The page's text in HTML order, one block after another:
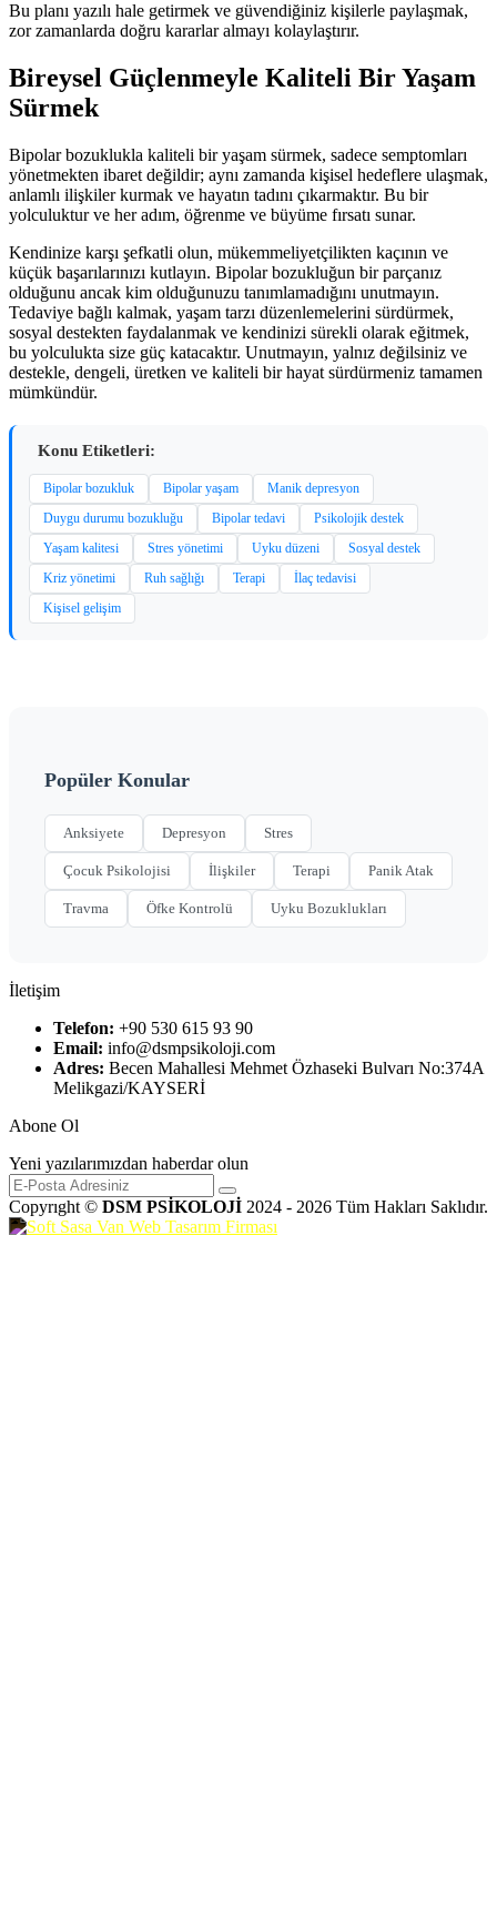
Bu planı yazılı hale getirmek ve güvendiğiniz kişilerle paylaşmak,
zor zamanlarda doğru kararlar almayı kolaylaştırır.
Bireysel Güçlenmeyle Kaliteli Bir Yaşam
Sürmek
Bipolar bozuklukla kaliteli bir yaşam sürmek, sadece semptomları
yönetmekten ibaret değildir; aynı zamanda kişisel hedeflere ulaşmak,
anlamlı ilişkiler kurmak ve hayatın tadını çıkarmaktır. Bu bir
yolculuktur ve her adım, öğrenme ve büyüme fırsatı sunar.
Kendinize karşı şefkatli olun, mükemmeliyetçilikten kaçının ve
küçük başarılarınızı kutlayın. Bipolar bozukluğun bir parçanız
olduğunu ancak kim olduğunuzu tanımlamadığını unutmayın.
Tedaviye bağlı kalmak, yaşam tarzı düzenlemelerini sürdürmek,
sosyal destekten faydalanmak ve kendinizi sürekli olarak eğitmek,
bu yolculukta size güç katacaktır. Unutmayın, yalnız değilsiniz ve
destekle, dengeli, üretken ve kaliteli bir hayat sürdürmeniz tamamen
mümkündür.
Konu Etiketleri:
Bipolar bozukluk Bipolar yaşam
Manik depresyon
Duygu durumu bozukluğu
Bipolar tedavi
Psikolojik destek
Yaşam kalitesi
Stres yönetimi Uyku düzeni
Sosyal destek
Kriz yönetimi
Ruh sağlığı Terapi
İlaç tedavisi
Kişisel gelişim
Popüler Konular
Anksiyete Depresyon Stres
Çocuk Psikolojisi İlişkiler Terapi Panik Atak
Travma Öfke Kontrolü Uyku Bozuklukları
İletişim
Telefon: +90 530 615 93 90
Email: info@dsmpsikoloji.com
Adres: Becen Mahallesi Mehmet Özhaseki Bulvarı No:374A
Melikgazi/KAYSERİ
Abone Ol
Yeni yazılarımızdan haberdar olun
Copyrıght © DSM PSİKOLOJİ 2024 - 2026 Tüm Hakları Saklıdır.